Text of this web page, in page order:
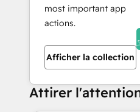
most important app
actions.
Afficher la collection
Attirer